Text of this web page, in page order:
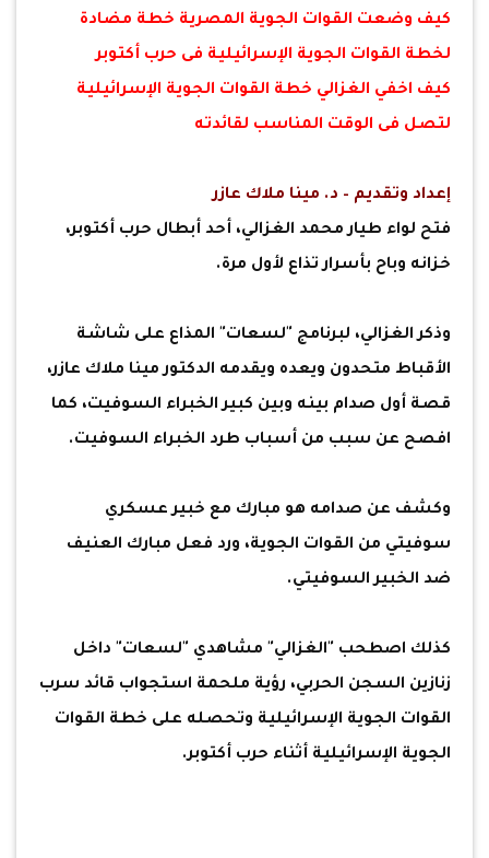
كيف وضعت القوات الجوية المصرية خطة مضادة
لخطة القوات الجوية الإسرائيلية فى حرب أكتوبر
كيف اخفي الغزالي خطة القوات الجوية الإسرائيلية
لتصل فى الوقت المناسب لقائدته
إعداد وتقديم – د. مينا ملاك عازر
فتح لواء طيار محمد الغزالي، أحد أبطال حرب أكتوبر،
خزانه وباح بأسرار تذاع لأول مرة.
وذكر الغزالي، لبرنامج "لسعات" المذاع على شاشة
الأقباط متحدون ويعده ويقدمه الدكتور مينا ملاك عازر،
قصة أول صدام بينه وبين كبير الخبراء السوفيت، كما
افصح عن سبب من أسباب طرد الخبراء السوفيت.
وكشف عن صدامه هو مبارك مع خبير عسكري
سوفيتي من القوات الجوية، ورد فعل مبارك العنيف
ضد الخبير السوفيتي.
كذلك اصطحب "الغزالي" مشاهدي "لسعات" داخل
زنازين السجن الحربي، رؤية ملحمة استجواب قائد سرب
القوات الجوية الإسرائيلية وتحصله على خطة القوات
الجوية الإسرائيلية أثناء حرب أكتوبر.